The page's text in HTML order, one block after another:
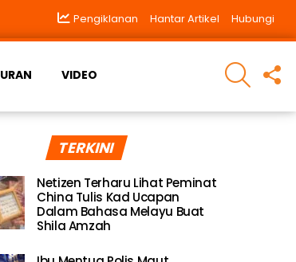
Pengiklanan Hantar Artikel Hubungi
VIDEO
SEARCH
TERKINI
Netizen Terharu Lihat Peminat
China Tulis Kad Ucapan
Dalam Bahasa Melayu Buat
Shila Amzah